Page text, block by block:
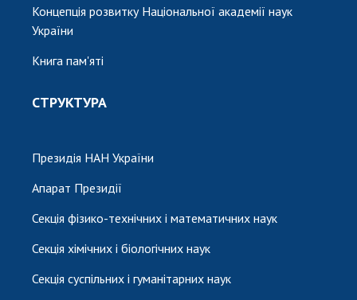
Концепція розвитку Національної академії наук
України
Книга пам'яті
СТРУКТУРА
Президія НАН України
Апарат Президії
Секція фізико-технічних і математичних наук
Секція хімічних і біологічних наук
Секція суспільних і гуманітарних наук